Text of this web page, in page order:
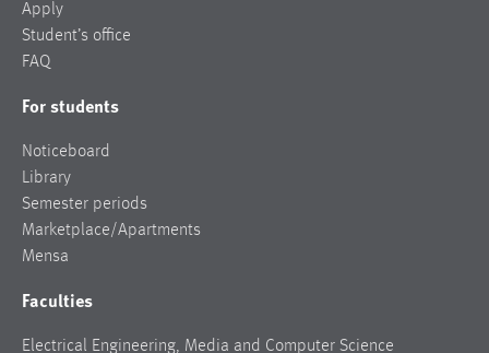
Apply
Student’s office
FAQ
For students
Noticeboard
Library
Semester periods
Marketplace/Apartments
Mensa
Faculties
Electrical Engineering, Media and Computer Science